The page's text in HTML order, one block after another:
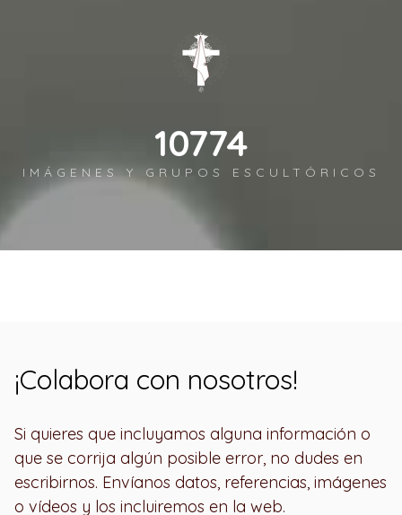
12450
IMÁGENES Y GRUPOS ESCULTÓRICOS
¡Colabora con nosotros!
Si quieres que incluyamos alguna información o
que se corrija algún posible error, no dudes en
escribirnos. Envíanos datos, referencias, imágenes
o vídeos y los incluiremos en la web.